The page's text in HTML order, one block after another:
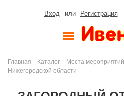
Вход или Регистрация
Главная - Каталог - Места мероприятий
Нижегородской области -